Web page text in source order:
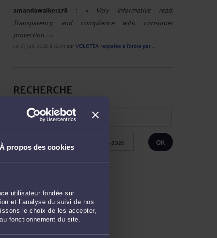
À propos des cookies
utilisateur fondée sur
et l’analyse du suivi de nos
le choix de les accepter,
fonctionnement du site.
amandawalker178 :
« Very informative read.
Transparency and compliance with consumer
protection ... »
Le 23 juil. 2026 à 12:09 surVOLOTEA rappelée à l’ordre par ...
RECHERCHE
Publié du
Réinitialiser les filtres
ARCHIVES
Août 2026